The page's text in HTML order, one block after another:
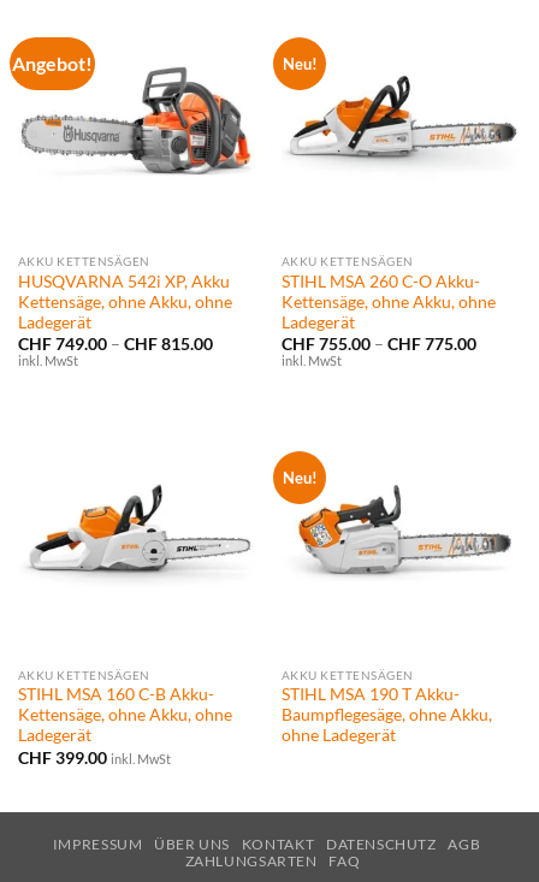
Angebot!
AKKU KETTENSÄGEN
HUSQVARNA 542i XP, Akku
Kettensäge, ohne Akku, ohne
Ladegerät
CHF749.00 – CHF815.00Preisspanne:
CHF 749.00
inkl. MwSt
Neu!
AKKU KETTENSÄGEN
STIHL MSA 260 C-O Akku-
Kettensäge, ohne Akku, ohne
Ladegerät
CHF755.00 – CHF775.00
inkl. MwSt
AKKU KETTENSÄGEN
STIHL MSA 160 C-B Akku-
Kettensäge, ohne Akku, ohne
Ladegerät
CHF399.00 inkl. MwSt
Neu!
AKKU KETTENSÄGEN
STIHL MSA 190 T Akku-
Baumpflegesäge, ohne Akku,
ohne Ladegerät
IMPRESSUM ÜBER UNS KONTAKT DATENSCHUTZ
AGB
ZAHLUNGSARTEN
FAQ